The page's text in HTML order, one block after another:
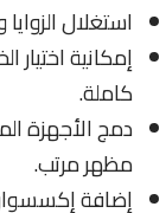
استغلال
إمكانية اختيار
كاملة.
دمج الأجهزة
مظهر مرتب.
إضافة